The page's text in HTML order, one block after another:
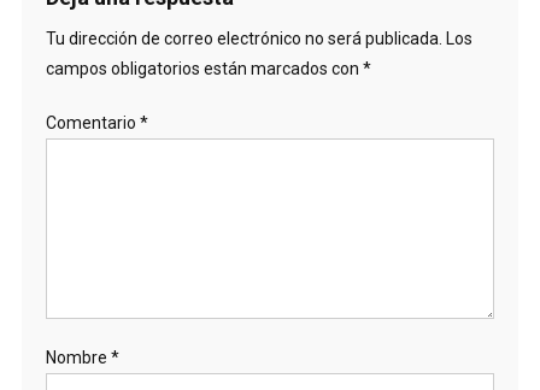
Tu dirección de correo electrónico no será publicada. Los
campos obligatorios están marcados con *
Comentario *
Nombre *